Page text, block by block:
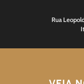
Rua